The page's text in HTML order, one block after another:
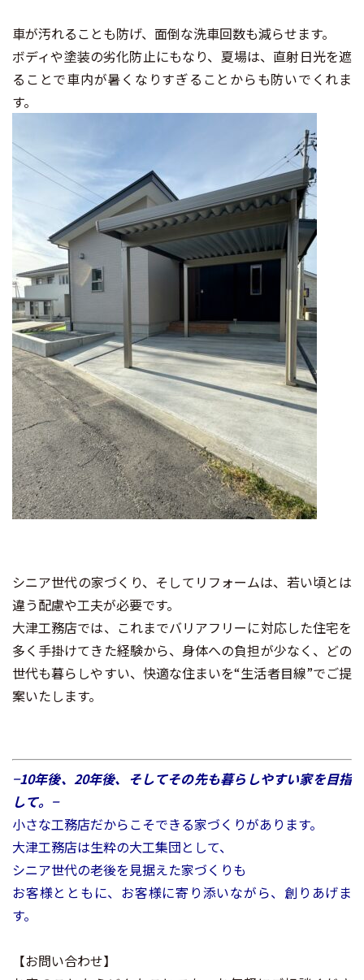
車が汚れることも防げ、面倒な洗車回数も減らせます。
ボディや塗装の劣化防止にもなり、夏場は、直射日光を遮
ることで車内が暑くなりすぎることからも防いでくれま
す。
シニア世代の家づくり、そしてリフォームは、若い頃とは
違う配慮や工夫が必要です。
大津工務店では、これまでバリアフリーに対応した住宅を
多く手掛けてきた経験から、身体への負担が少なく、どの
世代も暮らしやすい、快適な住まいを“生活者目線”でご提
案いたします。
−10年後、20年後、そしてその先も暮らしやすい家を目指
して。 −
小さな工務店だからこそできる家づくりがあります。
大津工務店は生粋の大工集団として、
シニア世代の老後を見据えた家づくりも
お客様とともに、お客様に寄り添いながら、創りあげま
す。
【お問い合わせ】